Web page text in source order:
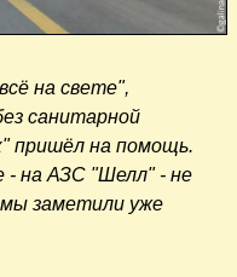
на свете",
санитарной
пришёл на помощь.
- на АЗС "Шелл" - не
заметили уже